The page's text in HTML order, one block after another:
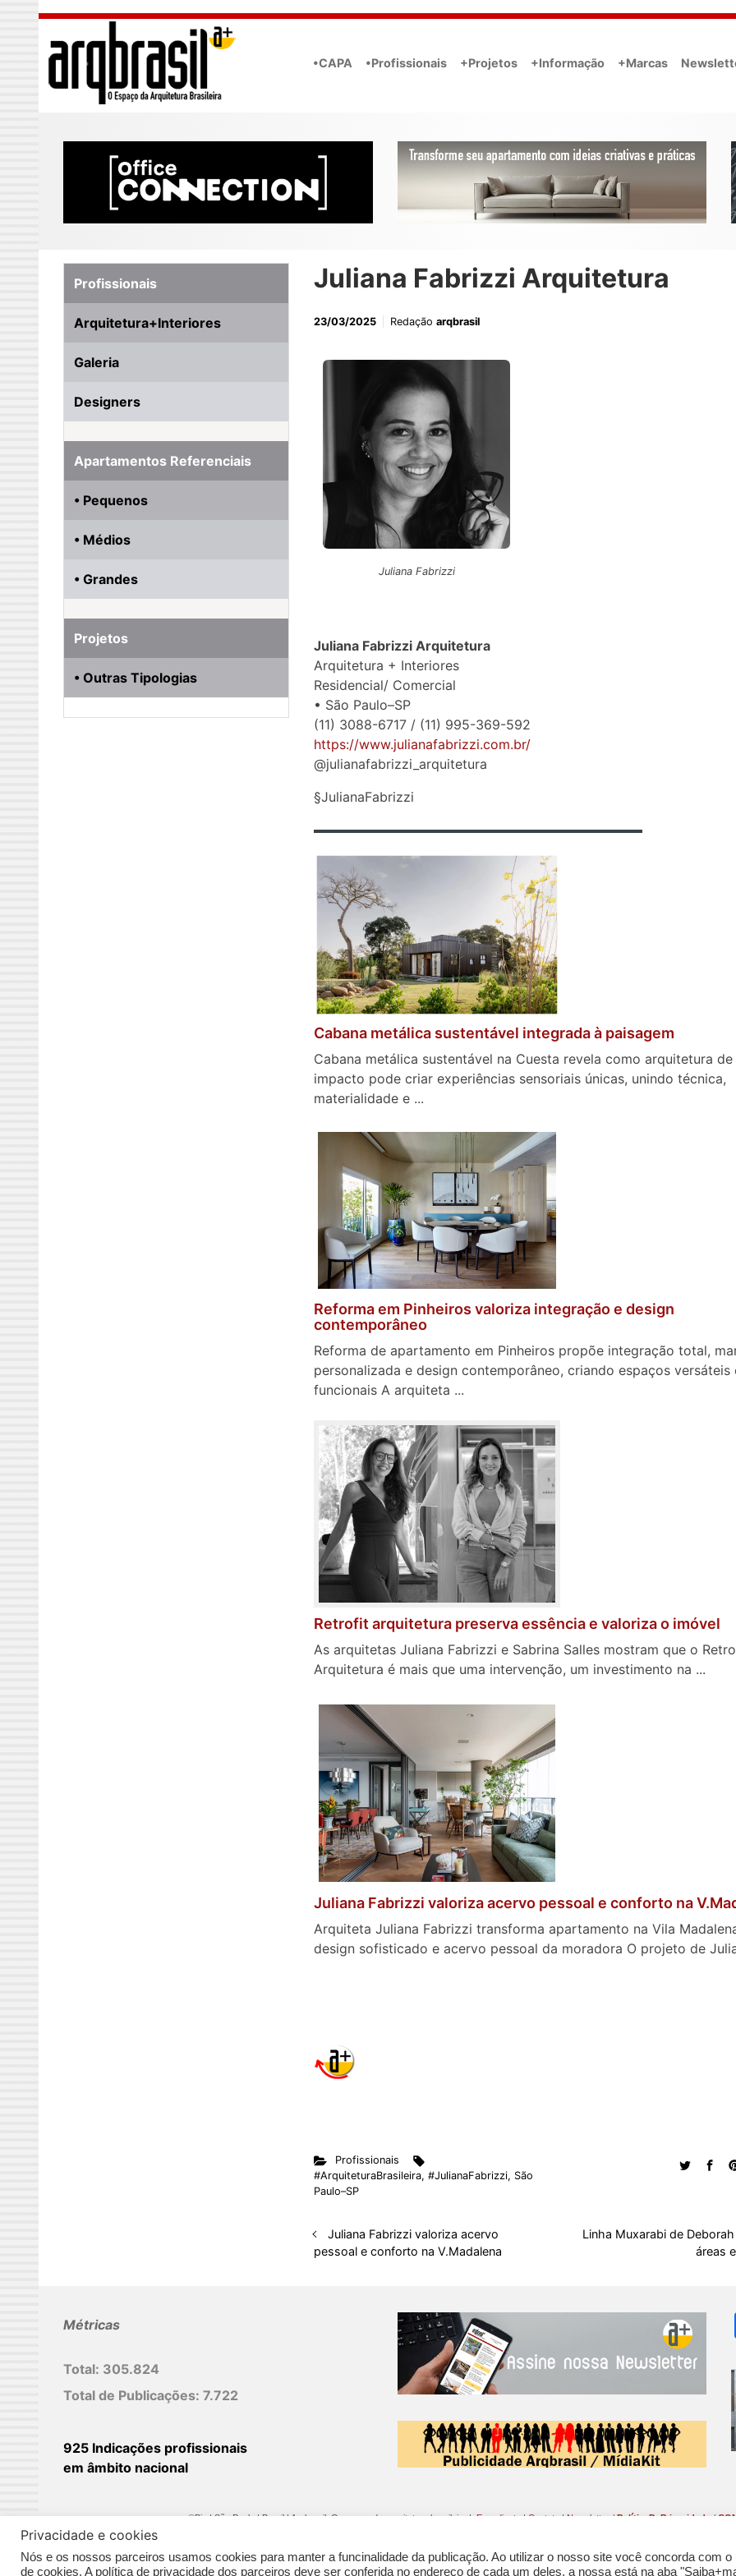
Skip to main content
•CAPA •Profissionais +Projetos +Informação +Marcas
Juliana Fabrizzi Arquitetura
23/03/2025 Redação arqbrasil
Juliana Fabrizzi
Juliana Fabrizzi Arquitetura
Arquitetura + Interiores
Residencial/ Comercial
• São Paulo–SP
(11) 3088-6717 / (11) 995-369-592
https://www.julianafabrizzi.com.br/
@julianafabrizzi_arquitetura
§JulianaFabrizzi
Cabana metálica sustentável integrada à paisagem
Cabana metálica sustentável na Cuesta revela como arquitetura
impacto pode criar experiências sensoriais únicas, unindo técnica,
materialidade e ...
Reforma em Pinheiros valoriza integração e design
contemporâneo
Reforma de apartamento em Pinheiros propõe integração total,
personalizada e design contemporâneo, criando espaços versáteis
funcionais A arquiteta ...
Retrofit arquitetura preserva essência e valoriza o imóvel
As arquitetas Juliana Fabrizzi e Sabrina Salles mostram que o
Arquitetura é mais que uma intervenção, um investimento na ...
Juliana Fabrizzi valoriza acervo pessoal e conforto na
Arquiteta Juliana Fabrizzi transforma apartamento na Vila
design sofisticado e acervo pessoal da moradora O projeto de
Profissionais
#ArquiteturaBrasileira, #JulianaFabrizzi, São
Paulo–SP
Juliana Fabrizzi valoriza acervo
pessoal e conforto na V.Madalena
Linha Muxarabi de
áreas
Profissionais
Arquitetura+Interiores
Galeria
Designers
Apartamentos Referenciais
• Pequenos
• Médios
• Grandes
Projetos
• Outras Tipologias
Métricas
Total: 305.824
Total de Publicações: 7.722
925 Indicações profissionais
em âmbito nacional
©Biz | São Paulo | Brasil | Arqbrasil: O espaço da arquitetura brasileira |Expediente|Contato|Newsletter/PolíticaDePrivacidade/
Privacidade e cookies
Nós e os nossos parceiros usamos cookies para manter a funcinalidade da publicação. Ao utilizar o nosso site você concorda com o
de cookies. A política de privacidade dos parceiros deve ser conferida no endereço de cada um deles, a nossa está na aba